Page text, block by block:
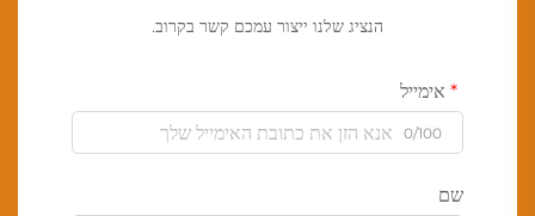
הנציג שלנו ייצור עמכם קשר בקרוב.
אימייל
0/100
שם